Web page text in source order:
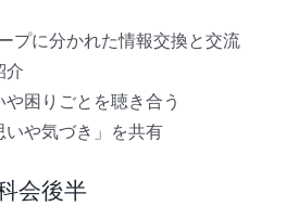
プに分かれた情報交換と交流
困りごとを聴き合う
や気づき」を共有
会後半